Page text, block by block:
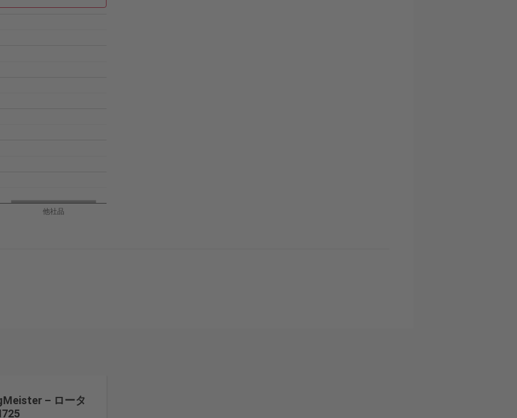
他社品
– ロータ